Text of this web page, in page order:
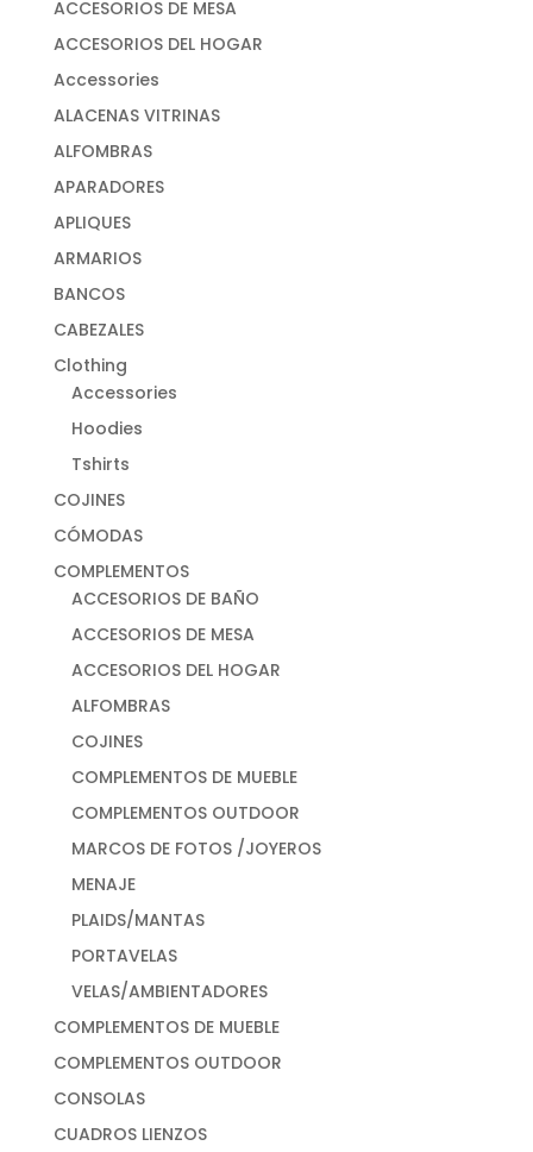
ACCESORIOS DE MESA
ACCESORIOS DEL HOGAR
Accessories
ALACENAS VITRINAS
ALFOMBRAS
APARADORES
APLIQUES
ARMARIOS
BANCOS
CABEZALES
Clothing
Accessories
Hoodies
Tshirts
COJINES
CÓMODAS
COMPLEMENTOS
ACCESORIOS DE BAÑO
ACCESORIOS DE MESA
ACCESORIOS DEL HOGAR
ALFOMBRAS
COJINES
COMPLEMENTOS DE MUEBLE
COMPLEMENTOS OUTDOOR
MARCOS DE FOTOS /JOYEROS
MENAJE
PLAIDS/MANTAS
PORTAVELAS
VELAS/AMBIENTADORES
COMPLEMENTOS DE MUEBLE
COMPLEMENTOS OUTDOOR
CONSOLAS
CUADROS LIENZOS